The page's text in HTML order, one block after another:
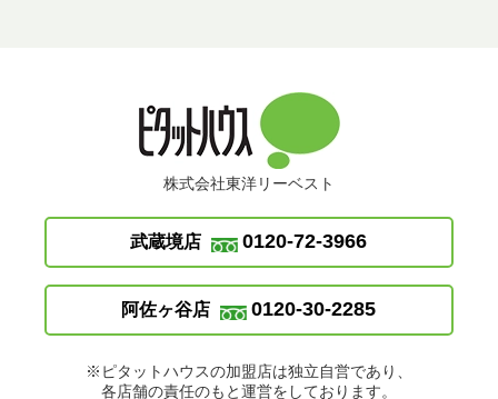
株式会社東洋リーベスト
武蔵境店 0120-72-3966
阿佐ヶ谷店 0120-30-2285
※ピタットハウスの加盟店は独立自営であり、
各店舗の責任のもと運営をしております。